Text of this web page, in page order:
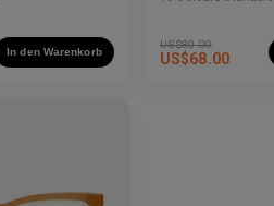
In den Warenkorb
US$80.00
US$68.00